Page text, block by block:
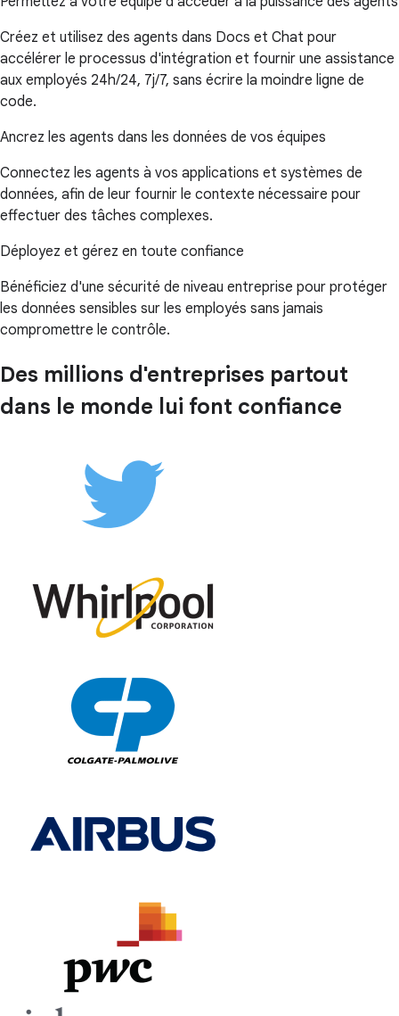
Créez et utilisez des agents dans Docs et Chat pour
accélérer le processus d'intégration et fournir une assistance
aux employés 24h/24, 7j/7, sans écrire la moindre ligne de
code.
Ancrez les agents dans les données de vos équipes
Connectez les agents à vos applications et systèmes de
données, afin de leur fournir le contexte nécessaire pour
effectuer des tâches complexes.
Déployez et gérez en toute confiance
Bénéficiez d'une sécurité de niveau entreprise pour protéger
les données sensibles sur les employés sans jamais
compromettre le contrôle.
Des millions d'entreprises partout
dans le monde lui font confiance